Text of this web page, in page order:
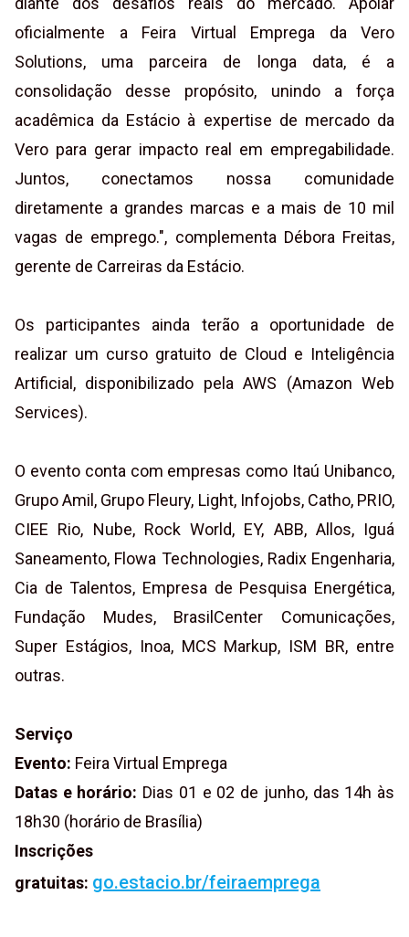
oficialmente a Feira Virtual Emprega da Vero
Solutions, uma parceira de longa data, é a
consolidação desse propósito, unindo a força
acadêmica da Estácio à expertise de mercado da
Vero para gerar impacto real em empregabilidade.
Juntos, conectamos nossa comunidade
diretamente a grandes marcas e a mais de 10 mil
vagas de emprego.", complementa Débora Freitas,
gerente de Carreiras da Estácio.
Os participantes ainda terão a oportunidade de
realizar um curso gratuito de Cloud e Inteligência
Artificial, disponibilizado pela AWS (Amazon Web
Services).
O evento conta com empresas como Itaú Unibanco,
Grupo Amil, Grupo Fleury, Light, Infojobs, Catho, PRIO,
CIEE Rio, Nube, Rock World, EY, ABB, Allos, Iguá
Saneamento, Flowa Technologies, Radix Engenharia,
Cia de Talentos, Empresa de Pesquisa Energética,
Fundação Mudes, BrasilCenter Comunicações,
Super Estágios, Inoa, MCS Markup, ISM BR, entre
outras.
Serviço
Evento: Feira Virtual Emprega
Datas e horário: Dias 01 e 02 de junho, das 14h às
18h30 (horário de Brasília)
Inscrições
gratuitas: go.estacio.br/feiraemprega